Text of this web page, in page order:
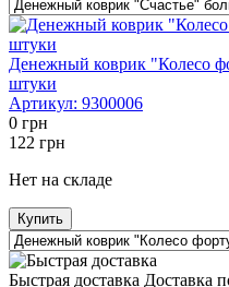
Денежный коврик "Колесо
штуки
Артикул: 9300006
0 грн
122 грн
Нет на складе
Купить
Быстрая доставка Доставка